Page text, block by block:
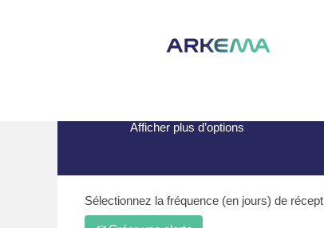
Résultats de la
Afficher plus d’options
Sélectionnez la fréquence (en jours) de